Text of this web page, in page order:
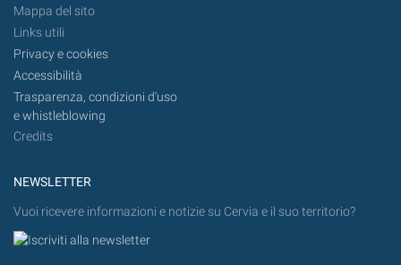
Mappa del sito
Links utili
Privacy e cookies
Accessibilità
Trasparenza, condizioni d'uso
e whistleblowing
Credits
NEWSLETTER
Vuoi ricevere informazioni e notizie su Cervia e il suo territorio?